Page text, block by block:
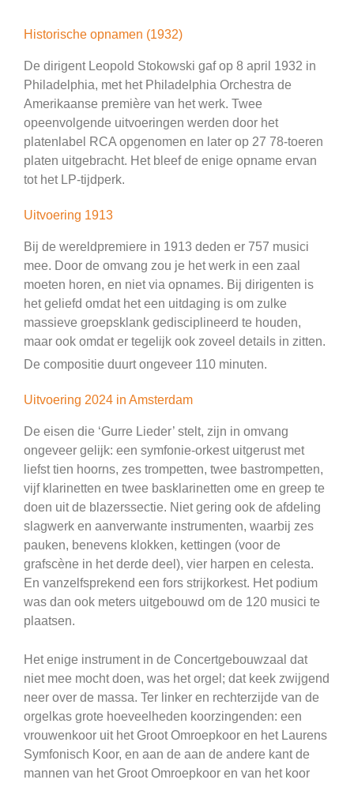
Historische opnamen (1932)
De dirigent Leopold Stokowski gaf op 8 april 1932 in
Philadelphia, met het Philadelphia Orchestra de
Amerikaanse première van het werk. Twee
opeenvolgende uitvoeringen werden door het
platenlabel RCA opgenomen en later op 27 78-toeren
platen uitgebracht. Het bleef de enige opname ervan
tot het LP-tijdperk.
Uitvoering 1913
Bij de wereldpremiere in 1913 deden er 757 musici
mee. Door de omvang zou je het werk in een zaal
moeten horen, en niet via opnames. Bij dirigenten is
het geliefd omdat het een uitdaging is om zulke
massieve groepsklank gedisciplineerd te houden,
maar ook omdat er tegelijk ook zoveel details in zitten.
De compositie duurt ongeveer 110 minuten.
Uitvoering 2024 in Amsterdam
De eisen die ‘Gurre Lieder’ stelt, zijn in omvang
ongeveer gelijk: een symfonie-orkest uitgerust met
liefst tien hoorns, zes trompetten, twee bastrompetten,
vijf klarinetten en twee basklarinetten ome en greep te
doen uit de blazerssectie. Niet gering ook de afdeling
slagwerk en aanverwante instrumenten, waarbij zes
pauken, benevens klokken, kettingen (voor de
grafscène in het derde deel), vier harpen en celesta.
En vanzelfsprekend een fors strijkorkest. Het podium
was dan ook meters uitgebouwd om de 120 musici te
plaatsen.
Het enige instrument in de Concertgebouwzaal dat
niet mee mocht doen, was het orgel; dat keek zwijgend
neer over de massa. Ter linker en rechterzijde van de
orgelkas grote hoeveelheden koorzingenden: een
vrouwenkoor uit het Groot Omroepkoor en het Laurens
Symfonisch Koor, en aan de aan de andere kant de
mannen van het Groot Omroepkoor en van het koor